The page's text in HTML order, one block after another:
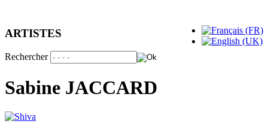
ARTISTES
Rechercher
Sabine JACCARD